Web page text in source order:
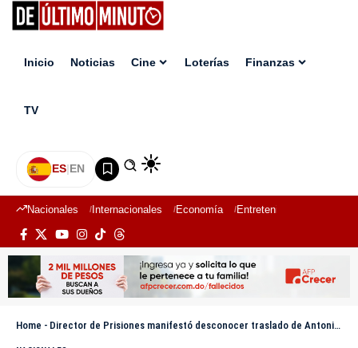
Inicio Noticias Cine Loterías Finanzas
TV
ES|EN
Nacionales Internacionales Economía Entretenimiento
Home - Director de Prisiones manifestó desconocer traslado de Antonio Espaillat